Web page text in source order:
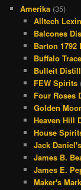
e
b
o
o
k
e
a
d
s
Amerika (35)
Alltech
Balcones
Barton
Buffalo
Bulleit
FEW Spirits
Four Roses
Golden
Heaven Hill
House
Jack
James B.
James E.
Maker's